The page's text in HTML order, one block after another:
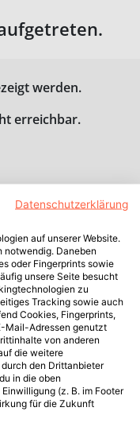
werden.
erreichbar.
Datenschutzerklärung
auf unserer Website.
notwendig. Daneben
oder Fingerprints sowie
unsere Seite besucht
zu
Tracking sowie auch
Cookies, Fingerprints,
Mail-Adressen genutzt
von anderen
die weitere
den Drittanbieter
in die oben
(z. B. im Footer
für die Zukunft